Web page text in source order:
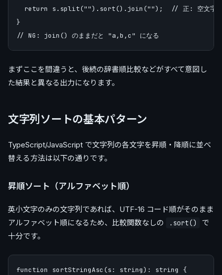
return s.split("").sort().join("");  // 正: 空文字
}
まずここを間違うと、後続の辞書順比較などがすべて意図し
た結果と異なる出力になります。
文字列ソートの基本パターン
TypeScript/JavaScript で文字列の各文字を昇順・降順に並べ
替える方法は以下の通りです。
昇順ソート（アルファベット順）
英小文字のみの文字列であれば、UTF-16 コード順がそのまま
アルファベット順になるため、比較関数なしの
.sort()
で
十分です。
function sortStringAsc(s: string): string {